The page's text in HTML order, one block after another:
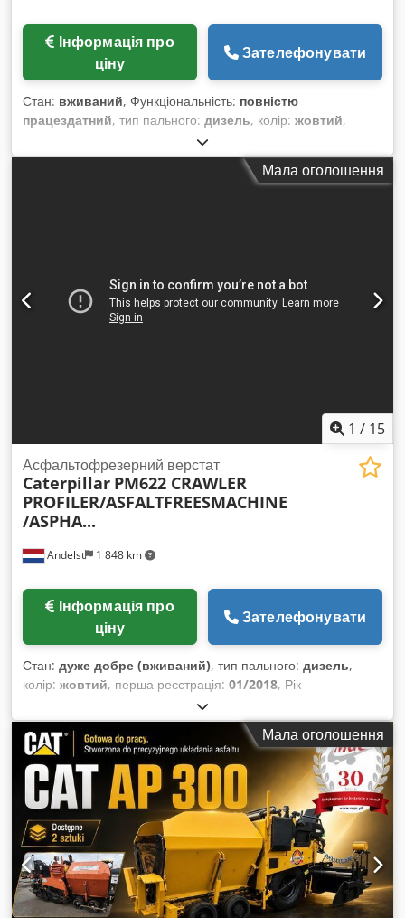
ціну
Зателефонувати
Стан: вживаний, Функціональність: повністю
працездатний, тип пального: дизель, колір: жовтий,
, Рік виготовлення:
мотогодини:4 200 h, Обладнання:стандартна лопата,
Мала оголошення
1 / 15
Andelst 1 848 km
Асфальтофрезерний верстат
Caterpillar PM622 CRAWLER
PROFILER/ASFALTFREESMACHINE
/ASPHA...
ціну
Зателефонувати
Стан: дуже добре (вживаний), тип пального: дизель,
колір: жовтий, перша реєстрація: 01/2018, Рік
Мала оголошення